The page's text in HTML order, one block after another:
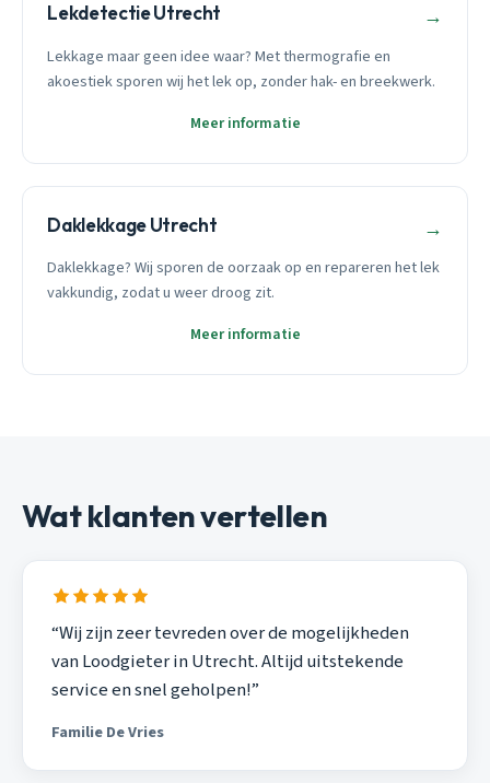
Lekdetectie Utrecht →
Lekkage maar geen idee waar? Met thermografie en
akoestiek sporen wij het lek op, zonder hak- en breekwerk.
Meer informatie
Daklekkage Utrecht →
Daklekkage? Wij sporen de oorzaak op en repareren het lek
vakkundig, zodat u weer droog zit.
Meer informatie
Wat klanten vertellen
“Wij zijn zeer tevreden over de mogelijkheden
van Loodgieter in Utrecht. Altijd uitstekende
service en snel geholpen!”
Familie De Vries